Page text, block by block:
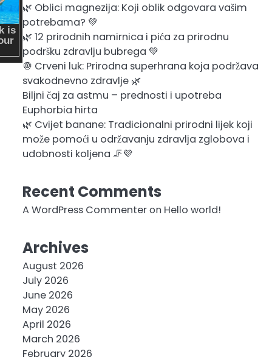
🌿 Oblici magnezija: Koji oblik odgovara vašim
potrebama? 💚
🌿 12 prirodnih namirnica i pića za prirodnu
podršku zdravlju bubrega 💚
🧅 Crveni luk: Prirodna superhrana koja podržava
svakodnevno zdravlje 🌿
Biljni čaj za astmu – prednosti i upotreba
Euphorbia hirta
🌿 Cvijet banane: Tradicionalni prirodni lijek koji
može pomoći u održavanju zdravlja zglobova i
udobnosti koljena 🦵💜
Recent Comments
A WordPress Commenteron Hello world!
Archives
August 2026
July 2026
June 2026
May 2026
April 2026
March 2026
February 2026